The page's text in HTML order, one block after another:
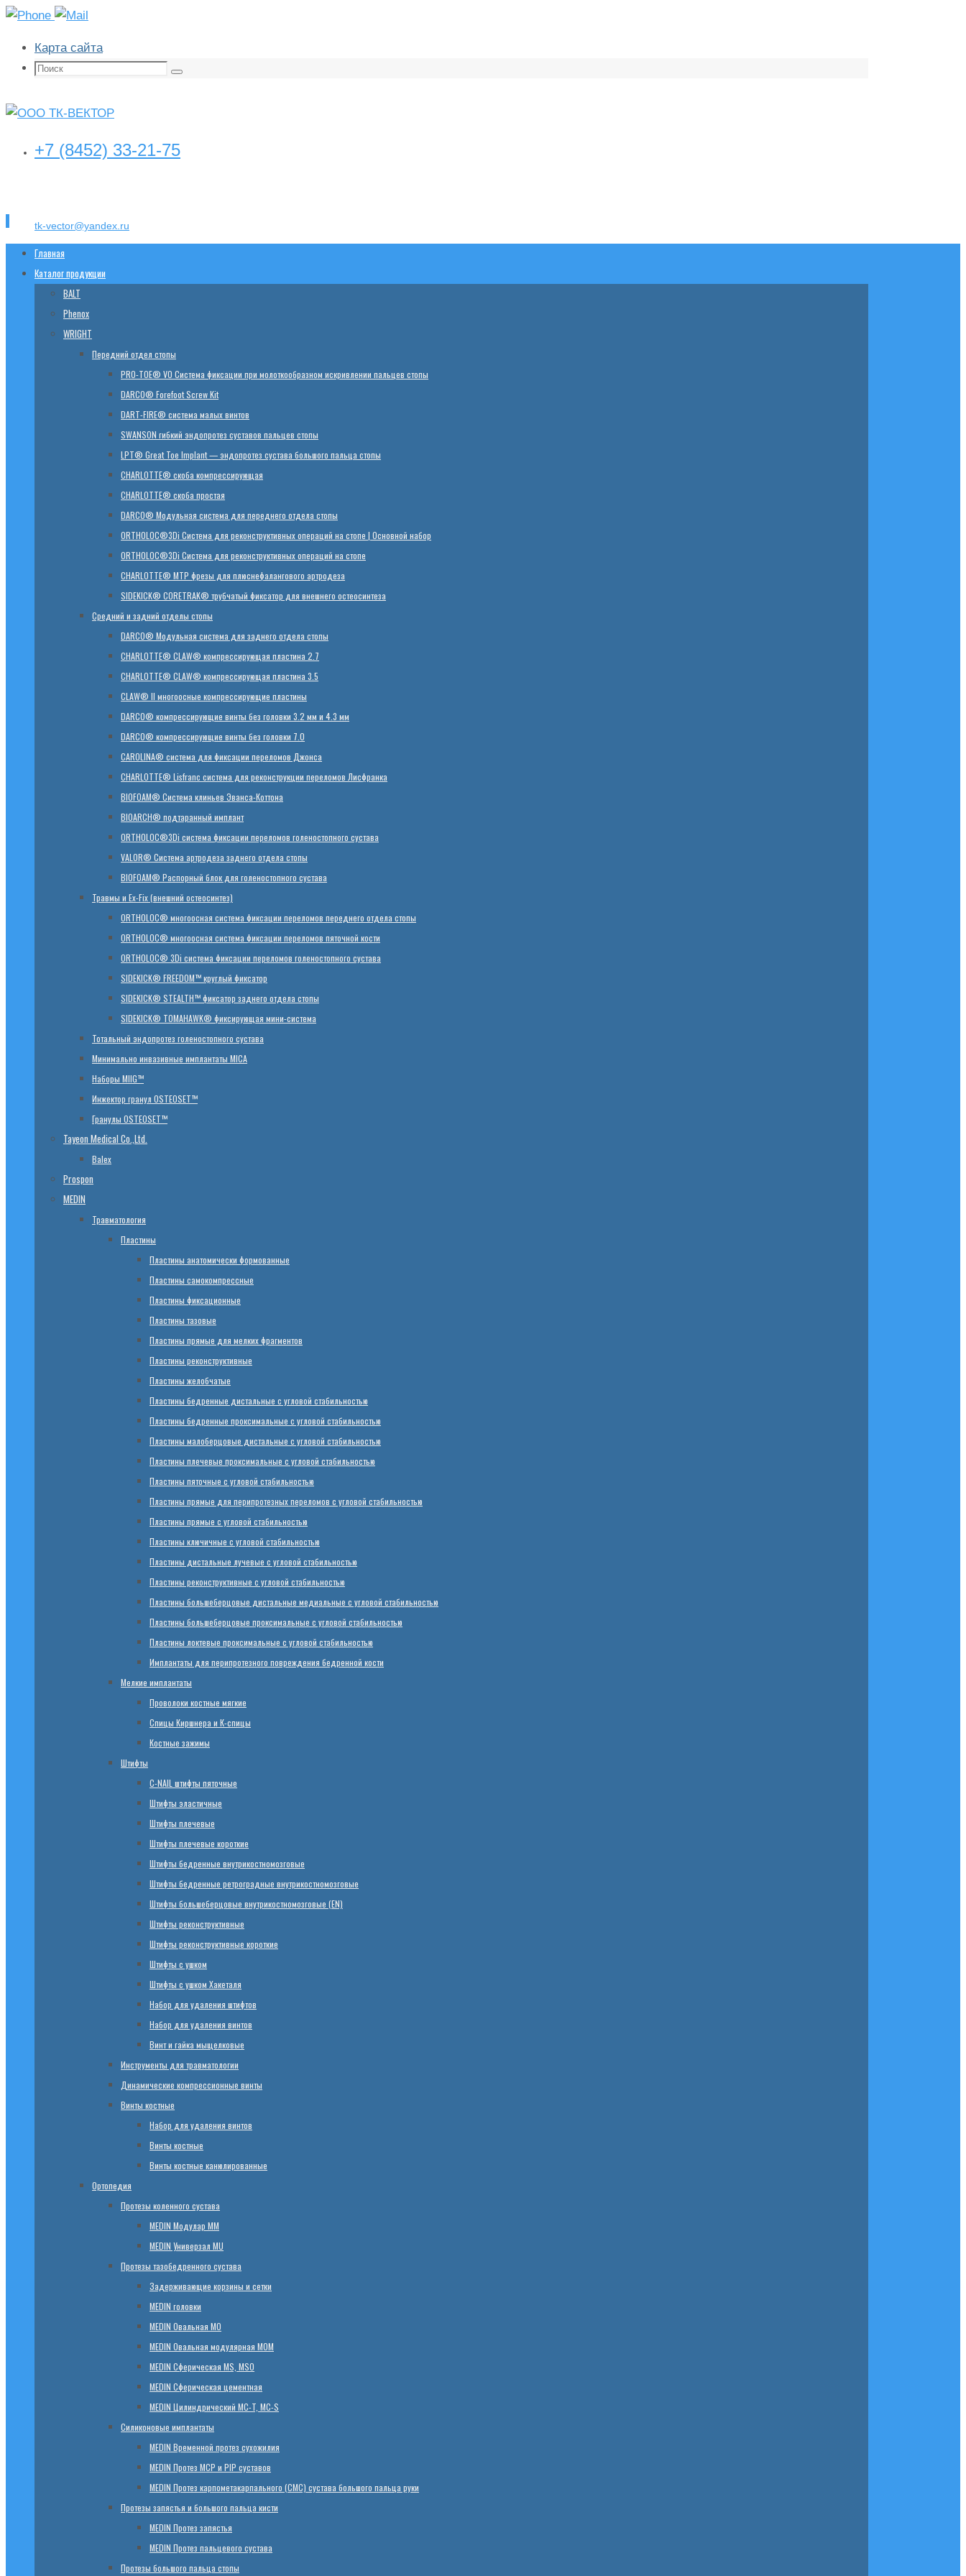
Карта сайта
Поиск:
Поиск
+7 (8452) 33-21-75
tk-vector@yandex.ru
Перейти
содержимому
Главная
Каталог продукции
BALT
Phenox
WRIGHT
Передний отдел стопы
PRO-TOE® VO Система фиксации при молоткообразном искривлении пальцев стопы
DARCO® Forefoot Screw Kit
DART-FIRE® система малых винтов
SWANSON гибкий эндопротез суставов пальцев стопы
LPT® Great Toe Implant — эндопротез сустава большого пальца стопы
CHARLOTTE® скоба компрессирующая
CHARLOTTE® скоба простая
DARCO® Модульная система для переднего отдела стопы
ORTHOLOC®3Di Система для реконструктивных операций на стопе | Основной набор
ORTHOLOC®3Di Система для реконструктивных операций на стопе
CHARLOTTE® MTP фрезы для плюснефалангового артродеза
SIDEKICK® CORETRAK® трубчатый фиксатор для внешнего остеосинтеза
Средний и задний отделы стопы
DARCO® Модульная система для заднего отдела стопы
CHARLOTTE® CLAW® компрессирующая пластина 2.7
CHARLOTTE® CLAW® компрессирующая пластина 3.5
CLAW® II многоосные компрессирующие пластины
DARCO® компрессирующие винты без головки 3.2 мм и 4.3 мм
DARCO® компрессирующие винты без головки 7.0
CAROLINA® система для фиксации переломов Джонса
CHARLOTTE® Lisfranc система для реконструкции переломов Лисфранка
BIOFOAM® Система клиньев Эванса-Коттона
BIOARCH® подтаранный имплант
ORTHOLOC®3Di система фиксации переломов голеностопного сустава
VALOR® Система артродеза заднего отдела стопы
BIOFOAM® Распорный блок для голеностопного сустава
Травмы и Ex-Fix (внешний остеосинтез)
ORTHOLOC® многоосная система фиксации переломов переднего отдела стопы
ORTHOLOC® многоосная система фиксации переломов пяточной кости
ORTHOLOC® 3Di система фиксации переломов голеностопного сустава
SIDEKICK® FREEDOM™ круглый фиксатор
SIDEKICK® STEALTH™ фиксатор заднего отдела стопы
SIDEKICK® TOMAHAWK® фиксирующая мини-система
Тотальный эндопротез голеностопного сустава
Минимально инвазивные имплантаты MICA
Наборы MIIG™
Инжектор гранул OSTEOSET™
Гранулы OSTEOSET™
Tayeon Medical Co.,Ltd.
Balex
Prospon
MEDIN
Травматология
Пластины
Пластины анатомически формованные
Пластины самокомпрессные
Пластины фиксационные
Пластины тазовые
Пластины прямые для мелких фрагментов
Пластины реконструктивные
Пластины желобчатые
Пластины бедренные дистальные с угловой стабильностью
Пластины бедренные проксимальные с угловой стабильностью
Пластины малоберцовые дистальные с угловой стабильностью
Пластины плечевые проксимальные с угловой стабильностью
Пластины пяточные с угловой стабильностью
Пластины прямые для перипротезных переломов с угловой стабильностью
Пластины прямые с угловой стабильностью
Пластины ключичные с угловой стабильностью
Пластины дистальные лучевые с угловой стабильностью
Пластины реконструктивные с угловой стабильностью
Пластины большеберцовые дистальные медиальные с угловой стабильностью
Пластины большеберцовые проксимальные с угловой стабильностью
Пластины локтевые проксимальные с угловой стабильностью
Имплантаты для перипротезного повреждения бедренной кости
Мелкие имплантаты
Проволоки костные мягкие
Спицы Киршнера и К-спицы
Костные зажимы
Штифты
C-NAIL штифты пяточные
Штифты эластичные
Штифты плечевые
Штифты плечевые короткие
Штифты бедренные внутрикостномозговые
Штифты бедренные ретроградные внутрикостномозговые
Штифты большеберцовые внутрикостномозговые (EN)
Штифты реконструктивные
Штифты реконструктивные короткие
Штифты с ушком
Штифты с ушком Хакеталя
Набор для удаления штифтов
Набор для удаления винтов
Винт и гайка мыщелковые
Инструменты для травматологии
Динамические компрессионные винты
Винты костные
Набор для удаления винтов
Винты костные
Винты костные канюлированные
Ортопедия
Протезы коленного сустава
МЕDIN Модулар ММ
МЕDIN Универзал MU
Протезы тазобедренного сустава
Задерживающие корзины и сетки
МЕDIN головки
МЕDIN Овальная MО
МЕDIN Овальная модулярная MOM
МЕDIN Сферическая MS, MSO
МЕDIN Сферическая цементная
МЕDIN Цилиндрический MC-T, MC-S
Силиконовые имплантаты
МЕDIN Временной протез сухожилия
МЕDIN Протез MCP и PIP суставов
МЕDIN Протез карпометакарпального (СМС) сустава большого пальца руки
Протезы запястья и большого пальца кисти
МЕDIN Протез запястья
МЕDIN Протез пальцевого сустава
Протезы большого пальца стопы